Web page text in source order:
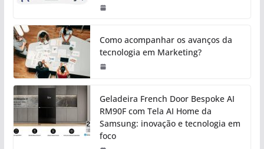
Como acompanhar os avanços da
tecnologia em Marketing?
Geladeira French Door Bespoke AI
RM90F com Tela AI Home da
Samsung: inovação e tecnologia em
foco